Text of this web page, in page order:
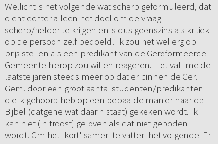
Wellicht is het volgende wat scherp geformuleerd, dat
dient echter alleen het doel om de vraag
scherp/helder te krijgen en is dus geenszins als kritiek
op de persoon zelf bedoeld! Ik zou het wel erg op
prijs stellen als een predikant van de Gereformeerde
Gemeente hierop zou willen reageren. Het valt me de
laatste jaren steeds meer op dat er binnen de Ger.
Gem. door een groot aantal studenten/predikanten
die ik gehoord heb op een bepaalde manier naar de
Bijbel (datgene wat daarin staat) gekeken wordt. Ik
kan niet (in troost) geloven als dat niet geboden
wordt. Om het 'kort' samen te vatten het volgende. Er